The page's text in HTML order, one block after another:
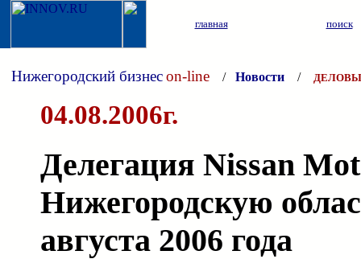
главная поиск
Нижегородский бизнесon-line / Новости /
04.08.2006г.
Делегация Nissan
Нижегородскую
августа 2006 года